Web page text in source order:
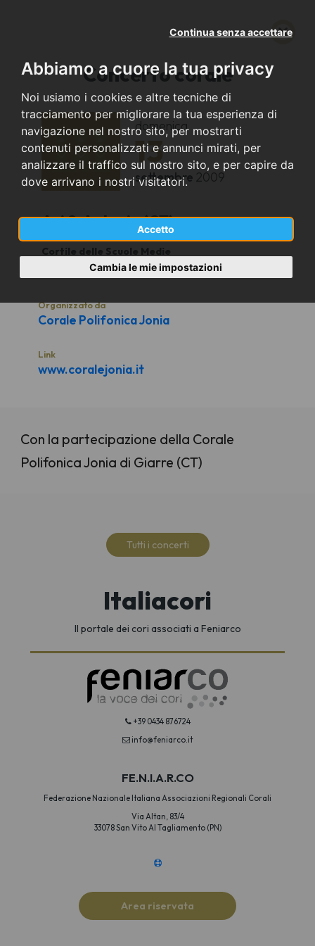
Abbiamo a cuore la tua privacy
Noi usiamo i cookies e altre tecniche di
tracciamento per migliorare la tua esperienza di
navigazione nel nostro sito, per mostrarti
contenuti personalizzati e annunci mirati, per
analizzare il traffico sul nostro sito, e per capire da
dove arrivano i nostri visitatori.
Accetto
Continua senza accettare
Cambia le mie impostazioni
Concerto corale
domenica
13
settembre 2009
Aci S. Antonio (CT)
Cortile delle Scuole Medie
Organizzato da
Corale Polifonica Jonia
Link
www.coralejonia.it
Con la partecipazione della Corale
Polifonica Jonia di Giarre (CT)
Tutti i concerti
Italiacori
Il portale dei cori associati a Feniarco
+39 0434 876724
info@feniarco.it
FE.N.I.A.R.CO
Federazione Nazionale Italiana Associazioni Regionali Corali
Via Altan, 83/4
33078 San Vito Al Tagliamento (PN)
Area riservata